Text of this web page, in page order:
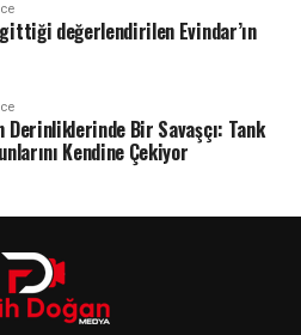
değerlendirilen Evindar’ın
Derinliklerinde Bir Savaşçı: Tank
Kendine Çekiyor